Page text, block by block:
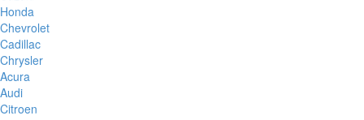
Honda
Chevrolet
Cadillac
Chrysler
Acura
Audi
Citroen